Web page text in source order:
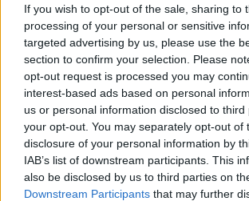
If you wish to opt-out of the sale, sharing to
processing of your personal or sensitive
targeted advertising by us, please use the
section to confirm your selection. Please
opt-out request is processed you may
interest-based ads based on personal
us or personal information disclosed to
your opt-out. You may separately opt-out of
disclosure of your personal information by
IAB’s list of downstream participants. This
also be disclosed by us to third parties on
Downstream Participants that may further